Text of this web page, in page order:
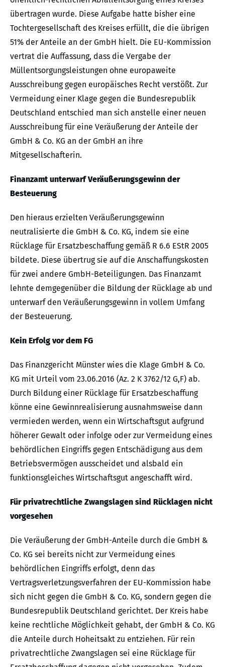
übertragen wurde. Diese Aufgabe hatte bisher eine
Tochtergesellschaft des Kreises erfüllt, die die übrigen
51% der Anteile an der GmbH hielt. Die EU-Kommission
vertrat die Auffassung, dass die Vergabe der
Müllentsorgungsleistungen ohne europaweite
Ausschreibung gegen europäisches Recht verstößt. Zur
Vermeidung einer Klage gegen die Bundesrepublik
Deutschland entschied man sich anstelle einer neuen
Ausschreibung für eine Veräußerung der Anteile der
GmbH & Co. KG an der GmbH an ihre
Mitgesellschafterin.
Finanzamt unterwarf Veräußerungsgewinn der
Besteuerung
Den hieraus erzielten Veräußerungsgewinn
neutralisierte die GmbH & Co. KG, indem sie eine
Rücklage für Ersatzbeschaffung gemäß R 6.6 EStR 2005
bildete. Diese übertrug sie auf die Anschaffungskosten
für zwei andere GmbH-Beteiligungen. Das Finanzamt
lehnte demgegenüber die Bildung der Rücklage ab und
unterwarf den Veräußerungsgewinn in vollem Umfang
der Besteuerung.
Kein Erfolg vor dem FG
Das Finanzgericht Münster wies die Klage GmbH & Co.
KG mit Urteil vom 23.06.2016 (Az. 2 K 3762/12 G,F) ab.
Durch Bildung einer Rücklage für Ersatzbeschaffung
könne eine Gewinnrealisierung ausnahmsweise dann
vermieden werden, wenn ein Wirtschaftsgut aufgrund
höherer Gewalt oder infolge oder zur Vermeidung eines
behördlichen Eingriffs gegen Entschädigung aus dem
Betriebsvermögen ausscheidet und alsbald ein
funktionsgleiches Wirtschaftsgut angeschafft wird.
Für privatrechtliche Zwangslagen sind Rücklagen nicht
vorgesehen
Die Veräußerung der GmbH-Anteile durch die GmbH &
Co. KG sei bereits nicht zur Vermeidung eines
behördlichen Eingriffs erfolgt, denn das
Vertragsverletzungsverfahren der EU-Kommission habe
sich nicht gegen die GmbH & Co. KG, sondern gegen die
Bundesrepublik Deutschland gerichtet. Der Kreis habe
keine rechtliche Möglichkeit gehabt, der GmbH & Co. KG
die Anteile durch Hoheitsakt zu entziehen. Für rein
privatrechtliche Zwangslagen sei eine Rücklage für